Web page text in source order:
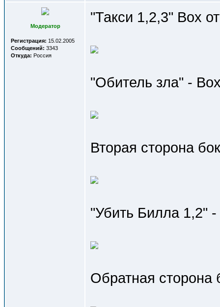
Модератор
Регистрация: 15.02.2005
Сообщений: 3343
Откуда: Россия
"Такси 1,2,3" Box
"Обитель зла" -
Вторая сторона
"Убить Билла 1,2"
Обратная сторона